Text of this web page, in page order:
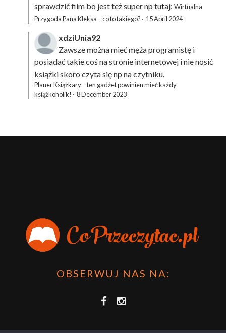
sprawdzić film bo jest też super np tutaj: Wirtualna
Przygoda Pana Kleksa – co to takiego? · 15 April 2024
xdziUnia92
Zawsze można mieć męża programistę i
posiadać takie coś na stronie internetowej i nie nosić
książki skoro czyta się np na czytniku.
Planer Książkary – ten gadżet powinien mieć każdy
książkoholik! · 8 December 2023
OBSERWUJ NAS NA: